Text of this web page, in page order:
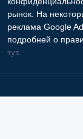
рынок только
пользователей и
Мы не продаем и
пользование
пользователей
требованиями
любая другая